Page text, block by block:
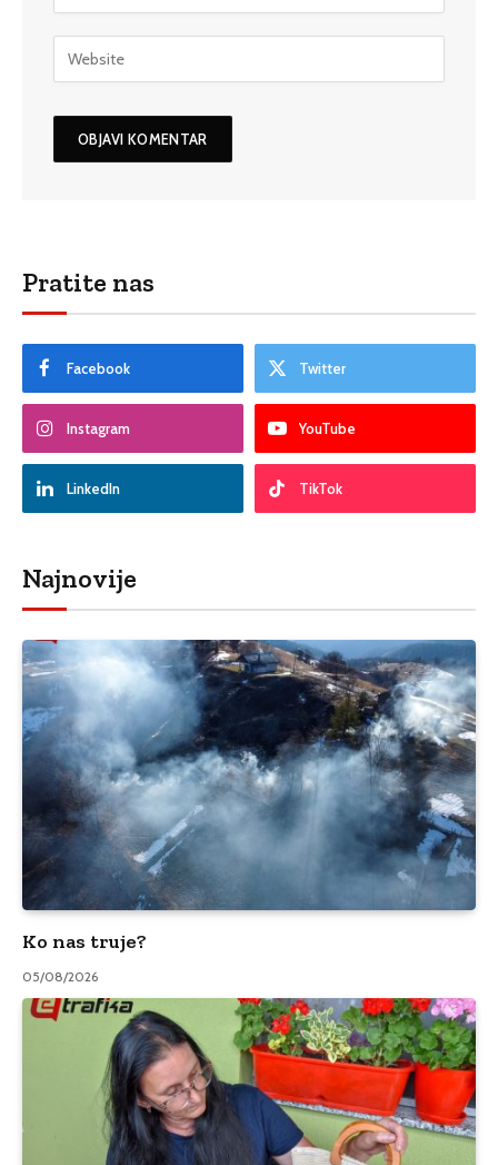
Pratite nas
Facebook Twitter
Instagram YouTube
LinkedIn TikTok
Najnovije
Ko nas truje?
05/08/2026